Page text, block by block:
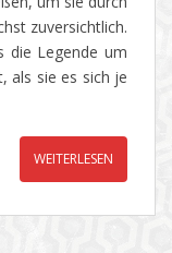
zuversichtlich.
die Legende um
als sie es sich je
WEITERLESEN